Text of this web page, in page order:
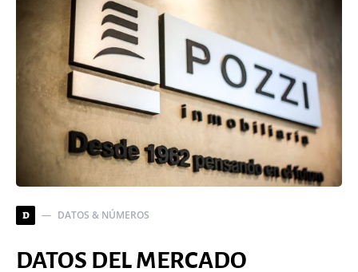
D DATOS & NÚMEROS
DATOS DEL MERCADO